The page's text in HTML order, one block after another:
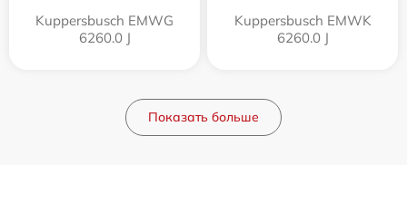
Kuppersbusch EMWG
6260.0 J
Kuppersbusch EMWK
6260.0 J
Показать больше